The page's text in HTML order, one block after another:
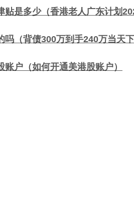
贴是多少（香港老人广东计划
（背债300万到手240万当天下
户（如何开通美港股账户）